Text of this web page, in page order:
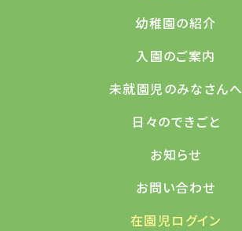
幼稚園の紹介
入園のご案内
未就園児のみなさんへ
日々のできごと
お知らせ
お問い合わせ
在園児ログイン